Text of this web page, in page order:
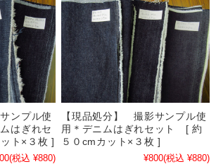
ンプル使
はぎれセ
ト×３枚 ]
(税込 ¥880)
【現品処分】 撮影サンプル使
用＊デニムはぎれセット [ 約
５０cmカット×３枚 ]
¥800(税込 ¥880)